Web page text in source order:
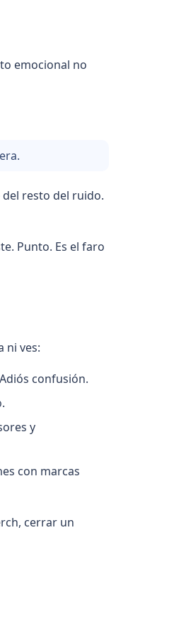
emocional no
resto del ruido.
Punto. Es el faro
ni ves:
confusión.
y
con marcas
cerrar un